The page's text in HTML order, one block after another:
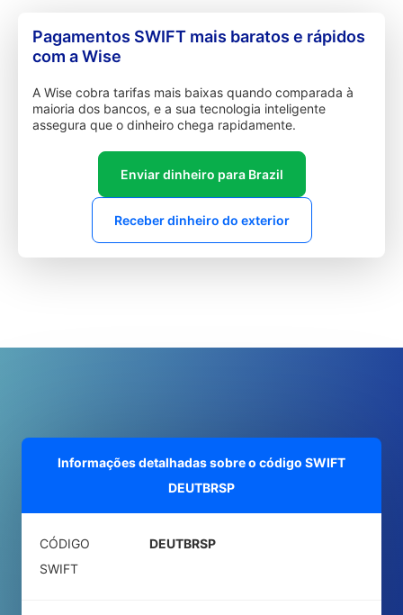
Pagamentos SWIFT mais baratos e rápidos
com a Wise
A Wise cobra tarifas mais baixas quando comparada à
maioria dos bancos, e a sua tecnologia inteligente
assegura que o dinheiro chega rapidamente.
Enviar dinheiro para Brazil
Receber dinheiro do exterior
Informações detalhadas sobre o código SWIFT
DEUTBRSP
CÓDIGO
SWIFT
DEUTBRSP